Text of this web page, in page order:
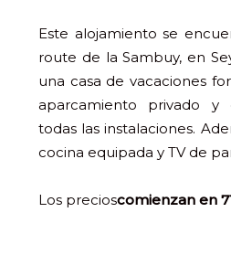
Este alojamiento se
route de la Sambuy, en
una casa de vacaciones
aparcamiento privado y
todas las instalaciones.
cocina equipada y TV de
Los precioscomienzan en